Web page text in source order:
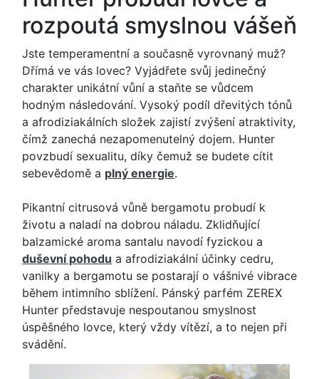
rozpoutá smyslnou vášeň
Jste temperamentní a současně vyrovnaný muž?
Dřímá ve vás lovec? Vyjádřete svůj jedinečný
charakter unikátní vůní a staňte se vůdcem
hodným následování. Vysoký podíl dřevitých tónů
a afrodiziakálních složek zajistí zvýšení atraktivity,
čímž zanechá nezapomenutelný dojem. Hunter
povzbudí sexualitu, díky čemuž se budete cítit
sebevědomě a plný energie.
Pikantní citrusová vůně bergamotu probudí k
životu a naladí na dobrou náladu. Zklidňující
balzamické aroma santalu navodí fyzickou a
duševní pohodu a afrodiziakální účinky cedru,
vanilky a bergamotu se postarají o vášnivé vibrace
během intimního sblížení. Pánský parfém ZEREX
Hunter představuje nespoutanou smyslnost
úspěšného lovce, který vždy vítězí, a to nejen při
svádění.